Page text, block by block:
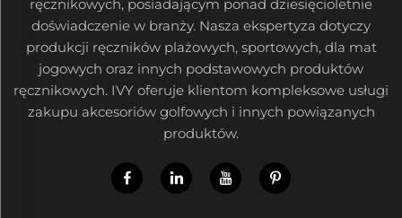
ręcznikowych, posiadającym ponad dziesięcioletnie
doświadczenie w branży. Nasza ekspertyza dotyczy
produkcji ręczników plażowych, sportowych, dla mat
jogowych oraz innych podstawowych produktów
ręcznikowych. IVY oferuje klientom kompleksowe usługi
zakupu akcesoriów golfowych i innych powiązanych
produktów.